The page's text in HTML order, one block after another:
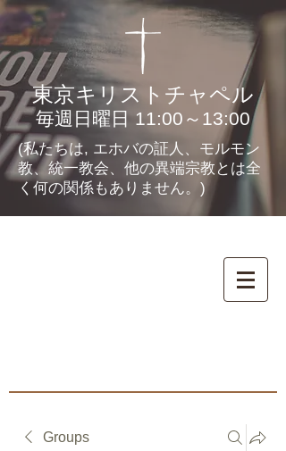
東京キリストチャペル
毎週日曜日 11:00～13:00
(私たちは, エホバの証人、モルモン
教、統一教会、他の異端宗教とは全
く何の関係もありません。)
Groups